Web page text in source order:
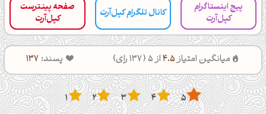
پیج اینستاگرام
کپل‌آرت
کانال تلگرام کپل‌آرت
صفحه پینترست
کپل‌آرت
میانگین امتیاز4.5از 5 ( 137رای) پسند: 137
5
4
3
2
1